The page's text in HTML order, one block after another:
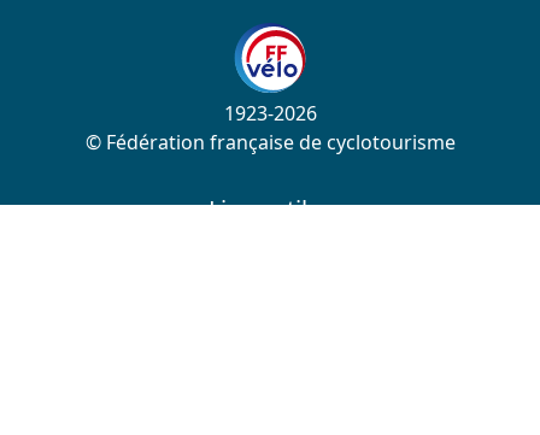
1923-2026
© Fédération française de cyclotourisme
Liens utiles